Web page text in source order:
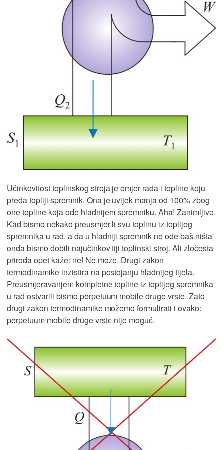
Učinkovitost toplinskog stroja je omjer rada i topline koju
preda topliji spremnik. Ona je uvijek manja od 100% zbog
one topline koja ode hladnijem spremniku. Aha! Zanimljivo.
Kad bismo nekako preusmjerili svu toplinu iz toplijeg
spremnika u rad, a da u hladniji spremnik ne ode baš ništa
onda bismo dobili najučinkovitiji toplinski stroj. Ali zločesta
priroda opet kaže: ne! Ne može. Drugi zakon
termodinamike inzistira na postojanju hladnijeg tijela.
Preusmjeravanjem kompletne topline iz toplijeg spremnika
u rad ostvarili bismo perpetuum mobile druge vrste. Zato
drugi zakon termodinamike možemo formulirati i ovako:
perpetuum mobile druge vrste nije moguć.